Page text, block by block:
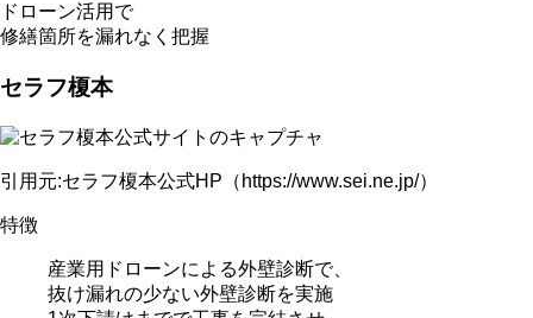
ドローン活用で
修繕箇所を漏れなく把握
セラフ榎本
引用元:セラフ榎本公式HP（https://www.sei.ne.jp/）
特徴
産業用ドローンによる外壁診断で、
抜け漏れの少ない外壁診断を実施